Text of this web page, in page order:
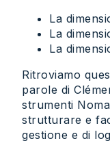
La
La
La
Ritroviamo
parole di
strumenti
strutturare e
gestione e di